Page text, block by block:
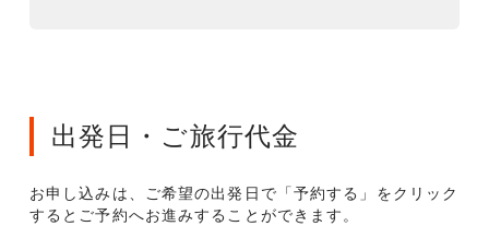
出発日・ご旅行代金
お申し込みは、ご希望の出発日で「予約する」をクリック
するとご予約へお進みすることができます。